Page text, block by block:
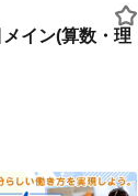
イン(算数・理